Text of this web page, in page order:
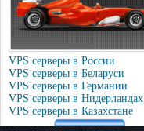
VPS серверы в России
VPS серверы в Беларуси
VPS серверы в Германии
VPS серверы в Нидерландах
VPS серверы в Казахстане